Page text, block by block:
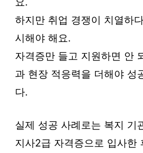
하지만 취업 경쟁이 치열하
시해야 해요.
자격증만 들고 지원하면 안
과 현장 적응력을 더해야 성
다.
실제 성공 사례로는 복지 기
지사2급 자격증으로 입사한